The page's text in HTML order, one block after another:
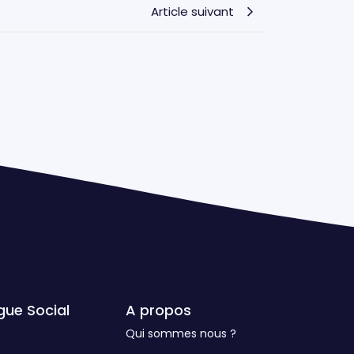
Article suivant
Social A propos
Qui sommes nous ?